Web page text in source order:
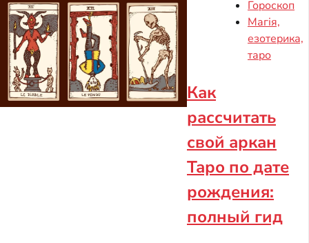
Гороскоп
Магія,
езотерика,
таро
Как
рассчитать
свой аркан
Таро по дате
рождения:
полный гид